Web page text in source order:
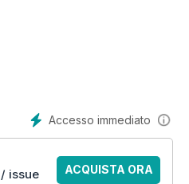
Accesso immediato
/ issue ACQUISTA ORA